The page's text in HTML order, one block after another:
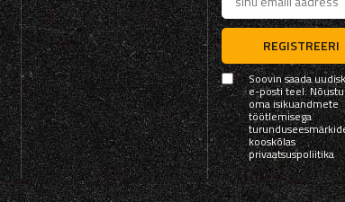
REGISTREERI
Soovin saada
e-posti teel.
oma isikuandmete
töötlemisega
kooskõlas
privaatsuspoliitika